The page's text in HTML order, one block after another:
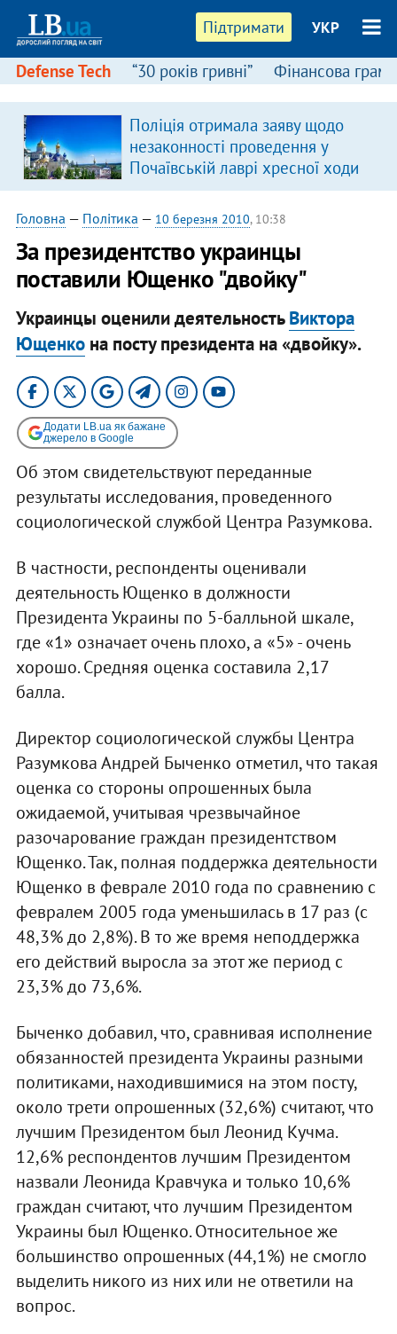
Підтримати УКР
Defense Tech “30 років гривні” Фінансова
Поліція отримала заяву щодо
незаконності проведення у
Почаївській лаврі хресної ходи
Головна — Політика — 10 березня 2010, 10:38
За президентство украинцы
поставили Ющенко "двойку"
Украинцы оценили деятельностьВиктора
Ющенкона посту президента на «двойку».
Додати LB.ua як бажане
джерело в Google
Об этом свидетельствуют переданные
результаты исследования, проведенного
социологической службой Центра Разумкова.
В частности, респонденты оценивали
деятельность Ющенко в должности
Президента Украины по 5-балльной шкале,
где «1» означает очень плохо, а «5» - очень
хорошо. Средняя оценка составила 2,17
балла.
Директор социологической службы Центра
Разумкова Андрей Быченко отметил, что такая
оценка со стороны опрошенных была
ожидаемой, учитывая чрезвычайное
разочарование граждан президентством
Ющенко. Так, полная поддержка деятельности
Ющенко в феврале 2010 года по сравнению с
февралем 2005 года уменьшилась в 17 раз (с
48,3% до 2,8%). В то же время неподдержка
его действий выросла за этот же период с
23,3% до 73,6%.
Быченко добавил, что, сравнивая исполнение
обязанностей президента Украины разными
политиками, находившимися на этом посту,
около трети опрошенных (32,6%) считают, что
лучшим Президентом был Леонид Кучма.
12,6% респондентов лучшим Президентом
назвали Леонида Кравчука и только 10,6%
граждан считают, что лучшим Президентом
Украины был Ющенко. Относительное же
большинство опрошенных (44,1%) не смогло
выделить никого из них или не ответили на
вопрос.